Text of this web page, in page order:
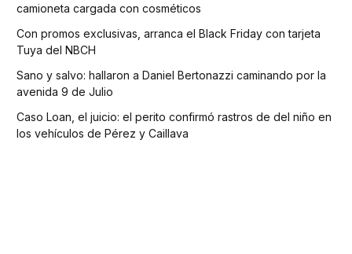
camioneta cargada con cosméticos
Con promos exclusivas, arranca el Black Friday con tarjeta
Tuya del NBCH
Sano y salvo: hallaron a Daniel Bertonazzi caminando por la
avenida 9 de Julio
Caso Loan, el juicio: el perito confirmó rastros de del niño en
los vehículos de Pérez y Caillava